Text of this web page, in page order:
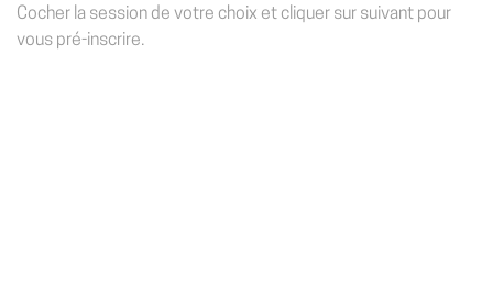
Cocher la session de votre choix et cliquer sur suivant pour
vous pré-inscrire.